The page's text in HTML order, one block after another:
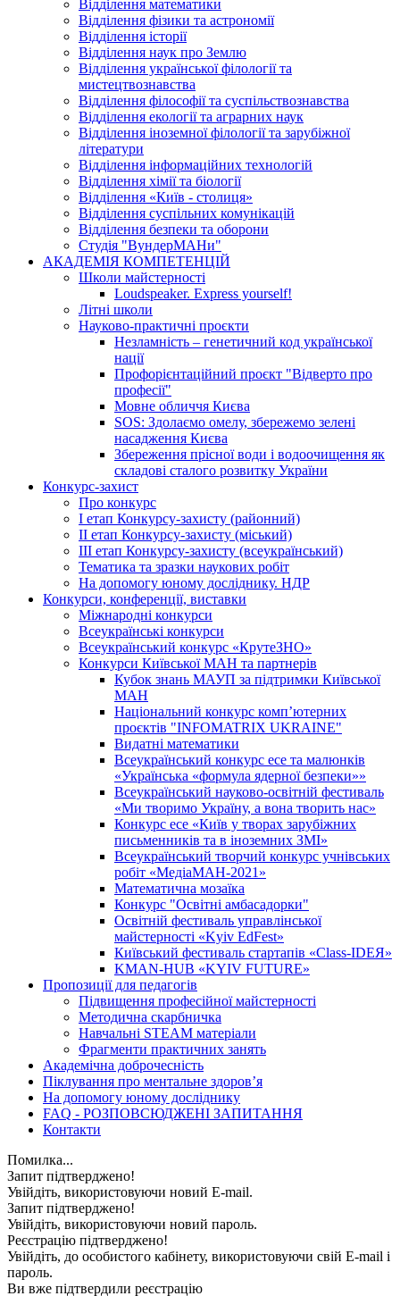
Відділення математики
Відділення фізики та астрономії
Відділення історії
Відділення наук про Землю
Відділення української філології та
мистецтвознавства
Відділення філософії та суспільствознавства
Відділення екології та аграрних наук
Відділення іноземної філології та зарубіжної
літератури
Відділення інформаційних технологій
Відділення хімії та біології
Відділення «Київ - столиця»
Відділення суспільних комунікацій
Відділення безпеки та оборони
Студія "ВундерМАНи"
АКАДЕМІЯ КОМПЕТЕНЦІЙ
Школи майстерності
Loudspeaker. Express yourself!
Літні школи
Науково-практичні проєкти
Незламність – генетичний код української
нації
Профорієнтаційний проєкт "Відверто про
професії"
Мовне обличчя Києва
SOS: Здолаємо омелу, збережемо зелені
насадження Києва
Збереження прісної води і водоочищення як
складові сталого розвитку України
Конкурс-захист
Про конкурс
І етап Конкурсу-захисту (районний)
ІІ етап Конкурсу-захисту (міський)
ІІІ етап Конкурсу-захисту (всеукраїнський)
Тематика та зразки наукових робіт
На допомогу юному досліднику. НДР
Конкурси, конференції, виставки
Міжнародні конкурси
Всеукраїнські конкурси
Всеукраїнський конкурс «КрутеЗНО»
Конкурси Київської МАН та партнерів
Кубок знань МАУП за підтримки Київської
МАН
Національний конкурс комп’ютерних
проєктів "INFOMATRIX UKRAINE"
Видатні математики
Всеукраїнський конкурс есе та малюнків
«Українська «формула ядерної безпеки»»
Всеукраїнський науково-освітній фестиваль
«Ми творимо Україну, а вона творить нас»
Конкурс есе «Київ у творах зарубіжних
письменників та в іноземних ЗМІ»
Всеукраїнський творчий конкурс учнівських
робіт «МедіаМАН-2021»
Математична мозаїка
Конкурс "Освітні амбасадорки"
Освітній фестиваль управлінської
майстерності «Kyiv EdFest»
Київський фестиваль стартапів «Class-IDEЯ»
KMAN-HUB «KYIV FUTURE»
Пропозиції для педагогів
Підвищення професійної майстерності
Методична скарбничка
Навчальні STEAM матеріали
Фрагменти практичних занять
Академічна доброчесність
Піклування про ментальне здоровʼя
На допомогу юному досліднику
FAQ - РОЗПОВСЮДЖЕНІ ЗАПИТАННЯ
Контакти
Помилка...
Запит підтверджено!
Увійдіть, використовуючи новий E-mail.
Запит підтверджено!
Увійдіть, використовуючи новий пароль.
Реєстрацію підтверджено!
Увійдіть, до особистого кабінету, використовуючи свій E-mail і
пароль.
Ви вже підтвердили реєстрацію